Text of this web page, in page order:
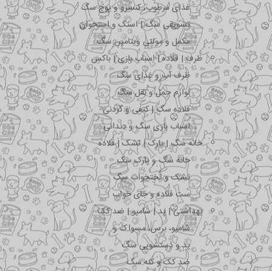
غذای مرطوب، کنسرو و پوچ سگ
تشویقی سگ | اسنک و استخوان
مکمل و مولتی ویتامین سگ
ظرف | قلاده | اسباب بازی | باکس
ظرف آب و غذای سگ
لوازم حمل و نقل سگ
قلاده سگ | کتفی و گردنی
اسباب بازی سگ و دندانی
خانه سگ | پارک | تشک | قلاده
خانه سگ و پارک سگ
تشک و تختخواب سگ
ست قلاده و جای خواب
بهداشتی | پد | شامپو | ضد کک
شامپو، برس، مسواک و …
پد و دستشویی سگ
ضد کک و کنه سگ